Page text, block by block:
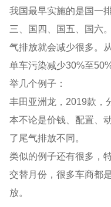
我国最早实施的是国一
三、国四、国五、国六
气排放就会减少很多。
单车污染减少30%至50%
举几个例子：
丰田亚洲龙，2019款，
本不论是价钱、配置、
了尾气排放不同。
类似的例子还有很多，
交替月份，很多车商都
放。